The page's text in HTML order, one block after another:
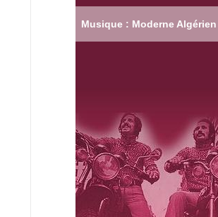
Musique : Moderne Algérien